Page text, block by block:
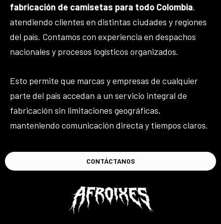
fabricación de camisetas para todo Colombia,
atendiendo clientes en distintas ciudades y regiones
del país. Contamos con experiencia en despachos
nacionales y procesos logísticos organizados.
Esto permite que marcas y empresas de cualquier
parte del país accedan a un servicio integral de
fabricación sin limitaciones geográficas,
manteniendo comunicación directa y tiempos claros.
CONTÁCTANOS